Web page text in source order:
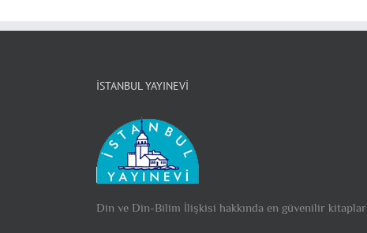
İSTANBUL YAYINEVI
Din ve Din-Bilim İlişkisi hakkında en güvenilir kitaplar